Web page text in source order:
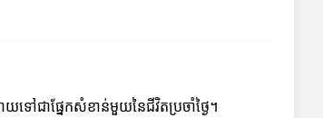
យទៅជាផ្នែកសំខាន់មួយនៃជីវិតប្រចាំថ្ងៃ។